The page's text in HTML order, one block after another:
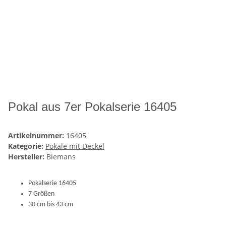
Pokal aus 7er Pokalserie 16405
Artikelnummer: 16405
Kategorie: Pokale mit Deckel
Hersteller: Biemans
Pokalserie 16405
7 Größen
30 cm bis 43 cm